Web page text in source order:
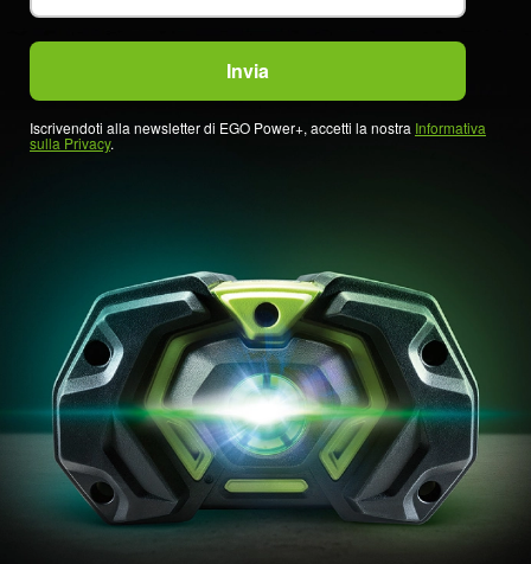
Iscrivendoti alla newsletter di EGO Power+, accetti la nostra Informativa
sulla Privacy.